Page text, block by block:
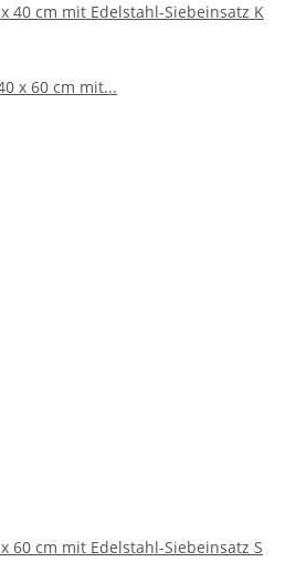
40 cm mit Edelstahl-Siebeinsatz K
60 cm mit Edelstahl-Siebeinsatz S